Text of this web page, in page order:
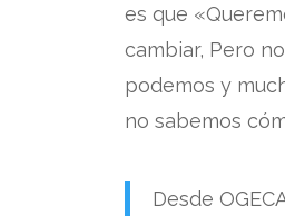
es que
cambiar, Pero no
podemos y
no sabemos
Desde